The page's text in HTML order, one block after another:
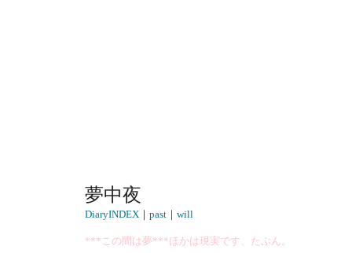
夢中夜
DiaryINDEX｜ past｜ will
***この間は夢***ほかは現実です、たぶん。